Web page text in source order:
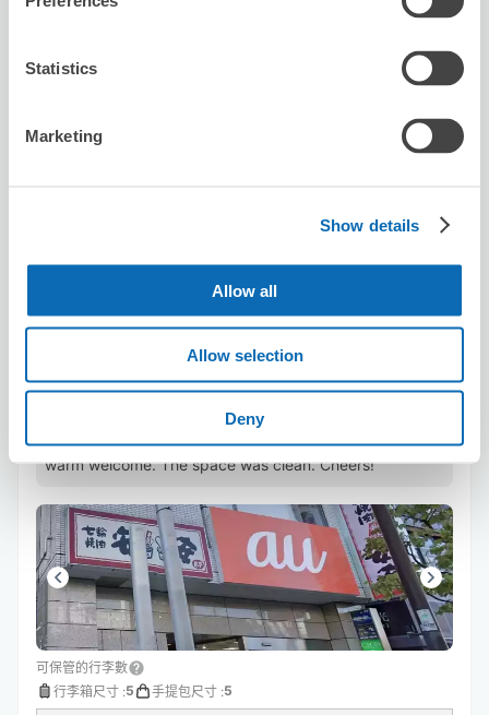
Statistics
Marketing
Show details
Allow all
Allow selection
Deny
行李箱尺寸
8/7五 8/13 四
Earth Ooimachi
从Oimachi站步行2分钟。
10:00〜20:00
5.0
Very reliable and helpful. Staff are nice and gave us
warm welcome. The space was clean. Cheers!
可保管的行李數
行李箱尺寸 :5 手提包尺寸 :5